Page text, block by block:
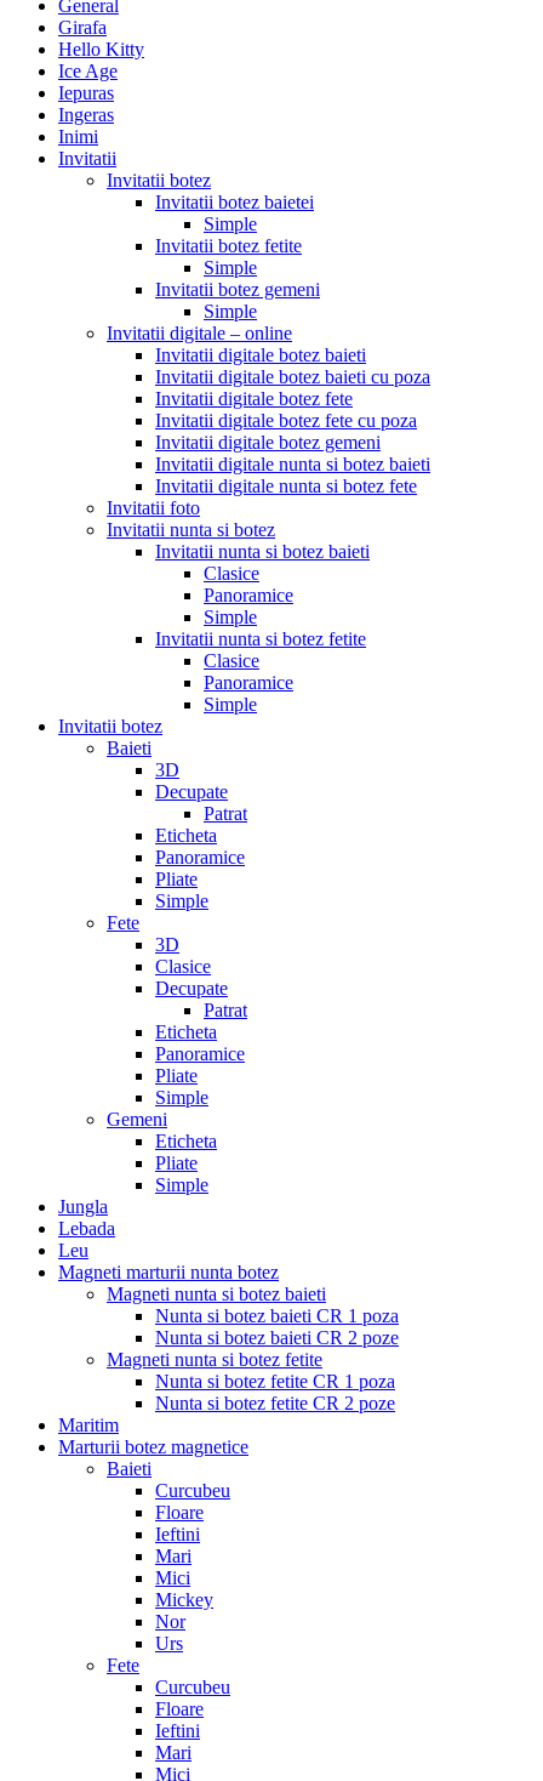
General
Girafa
Hello Kitty
Ice Age
Iepuras
Ingeras
Inimi
Invitatii
Invitatii botez
Invitatii botez baietei
Simple
Invitatii botez fetite
Simple
Invitatii botez gemeni
Simple
Invitatii digitale – online
Invitatii digitale botez baieti
Invitatii digitale botez baieti cu poza
Invitatii digitale botez fete
Invitatii digitale botez fete cu poza
Invitatii digitale botez gemeni
Invitatii digitale nunta si botez baieti
Invitatii digitale nunta si botez fete
Invitatii foto
Invitatii nunta si botez
Invitatii nunta si botez baieti
Clasice
Panoramice
Simple
Invitatii nunta si botez fetite
Clasice
Panoramice
Simple
Invitatii botez
Baieti
3D
Decupate
Patrat
Eticheta
Panoramice
Pliate
Simple
Fete
3D
Clasice
Decupate
Patrat
Eticheta
Panoramice
Pliate
Simple
Gemeni
Eticheta
Pliate
Simple
Jungla
Lebada
Leu
Magneti marturii nunta botez
Magneti nunta si botez baieti
Nunta si botez baieti CR 1 poza
Nunta si botez baieti CR 2 poze
Magneti nunta si botez fetite
Nunta si botez fetite CR 1 poza
Nunta si botez fetite CR 2 poze
Maritim
Marturii botez magnetice
Baieti
Curcubeu
Floare
Ieftini
Mari
Mici
Mickey
Nor
Urs
Fete
Curcubeu
Floare
Ieftini
Mari
Mici